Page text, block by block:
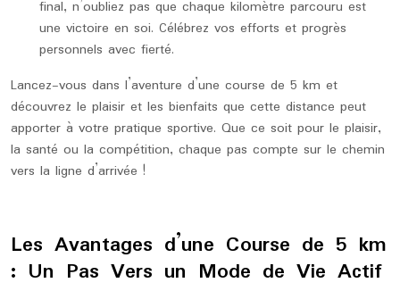
final, n’oubliez pas que chaque kilomètre parcouru est
une victoire en soi. Célébrez vos efforts et progrès
personnels avec fierté.
Lancez-vous dans l’aventure d’une course de 5 km et
découvrez le plaisir et les bienfaits que cette distance peut
apporter à votre pratique sportive. Que ce soit pour le plaisir,
la santé ou la compétition, chaque pas compte sur le chemin
vers la ligne d’arrivée !
Les Avantages d’une Course de 5 km
: Un Pas Vers un Mode de Vie Actif